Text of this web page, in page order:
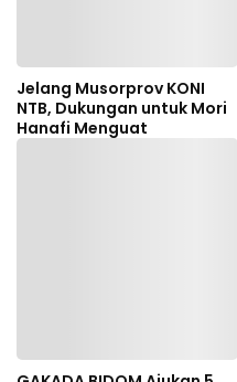
Jelang Musorprov KONI
NTB, Dukungan untuk Mori
Hanafi Menguat